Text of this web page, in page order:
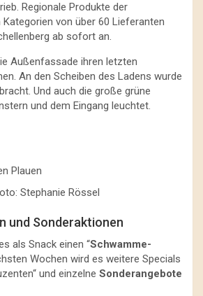
Regionale Produkte der
von über 60 Lieferanten
ab sofort an.
Außenfassade ihren letzten
An den Scheiben des Ladens wurde
Und auch die große grüne
und dem Eingang leuchtet.
Stephanie Rössel
und Sonderaktionen
als Snack einen “Schwamme-
Wochen wird es weitere Specials
und einzelne Sonderangebote